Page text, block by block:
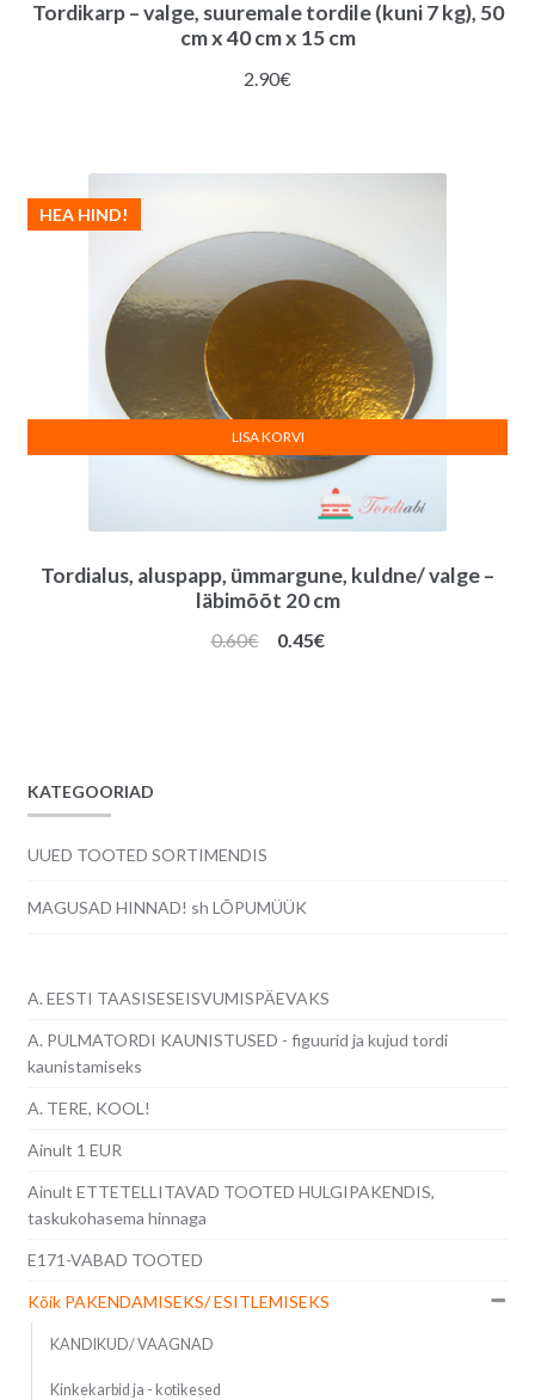
Tordikarp – valge, suuremale tordile (kuni 7 kg), 50
cm x 40 cm x 15 cm
2.90€
Tordialus, aluspapp, ümmargune, kuldne/ valge –
läbimõõt 20 cm
HEA HIND!
0.60€
Algne
0.45€Praegune
LISA KORVI
KATEGOORIAD
UUED TOOTED SORTIMENDIS
MAGUSAD HINNAD! sh LÕPUMÜÜK
A. EESTI TAASISESEISVUMISPÄEVAKS
A. PULMATORDI KAUNISTUSED - figuurid ja kujud tordi
kaunistamiseks
A. TERE, KOOL!
Ainult 1 EUR
Ainult ETTETELLITAVAD TOOTED HULGIPAKENDIS,
taskukohasema hinnaga
E171-VABAD TOOTED
Kõik PAKENDAMISEKS/ ESITLEMISEKS
KANDIKUD/ VAAGNAD
Kinkekarbid ja - kotikesed